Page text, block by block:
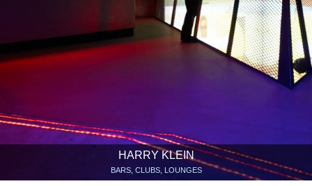
HARRY KLEIN
BARS, CLUBS, LOUNGES